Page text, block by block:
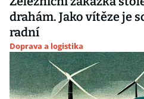
drahám. Jako vítěze je
radní
Doprava a logistika